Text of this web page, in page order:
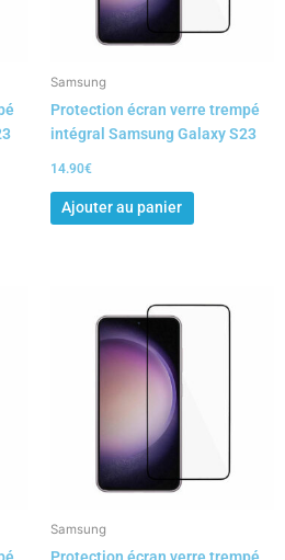
Samsung
Protection écran verre trempé
intégral Samsung Galaxy S23
14.90€
Ajouter au panier
Samsung